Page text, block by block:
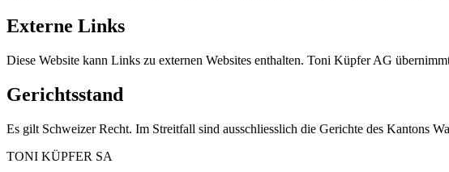
Externe Links
Diese Website kann Links zu externen Websites enthalten. Toni Küpfer AG
Gerichtsstand
Es gilt Schweizer Recht. Im Streitfall sind ausschliesslich die Gerichte des Kantons
TONI KÜPFER SA